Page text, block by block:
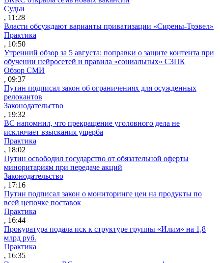
Судьи
, 11:28
Власти обсуждают варианты приватизации «Сирены-Трэвел»
Практика
, 10:50
Утренний обзор за 5 августа: поправки о защите контента при
обучении нейросетей и правила «социальных» СЗПК
Обзор СМИ
, 09:37
Путин подписал закон об ограничениях для осужденных
релокантов
Законодательство
, 19:32
ВС напомнил, что прекращение уголовного дела не
исключает взыскания ущерба
Практика
, 18:02
Путин освободил государство от обязательной оферты
миноритариям при передаче акций
Законодательство
, 17:16
Путин подписал закон о мониторинге цен на продукты по
всей цепочке поставок
Практика
, 16:44
Прокуратура подала иск к структуре группы «Илим» на 1,8
млрд руб.
Практика
, 16:35